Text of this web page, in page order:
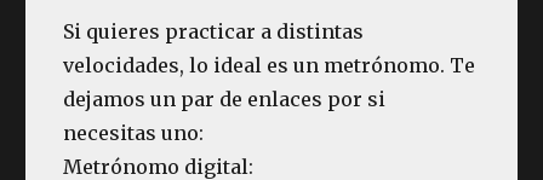
Si quieres practicar a distintas
velocidades, lo ideal es un metrónomo. Te
dejamos un par de enlaces por si
necesitas uno:
Metrónomo digital: